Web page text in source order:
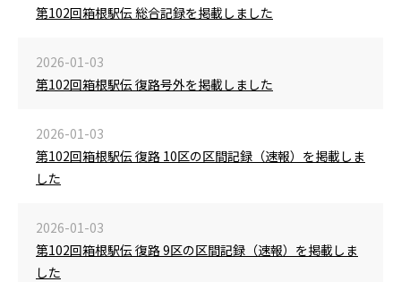
第102回箱根駅伝 総合記録を掲載しました
2026-01-03
第102回箱根駅伝 復路号外を掲載しました
2026-01-03
第102回箱根駅伝 復路 10区の区間記録（速報）を掲載しま
した
2026-01-03
第102回箱根駅伝 復路 9区の区間記録（速報）を掲載しま
した